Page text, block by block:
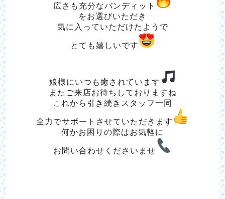
広さも充分なバンディット
をお選びいただき
気に入っていただけたようで
とても嬉しいです
娘様にいつも癒されています
またご来店お待ちしておりますね
これから引き続きスタッフ一同
全力でサポートさせていただきます
何かお困りの際はお気軽に
お問い合わせくださいませ